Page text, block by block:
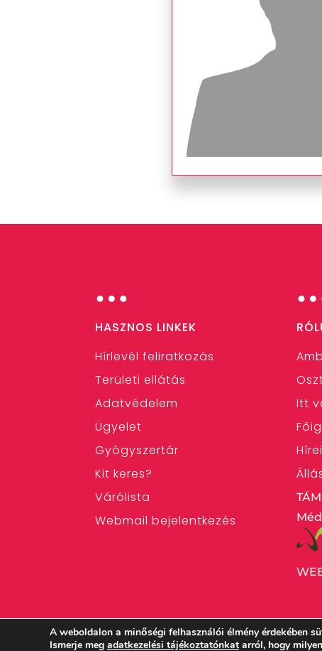
…
HASZNOS LINKEK
Hírlevél feliratkozás
Területi ellátás
Adatvédelem
Ügyelet
Gyógyszertár
Kit keres?
Várólista
Webmail bejelentkezés
Itt
A weboldalon a minőségi felhasználói élmény érdekében
Ismerje meg adatkezelési tájékoztatónkat arról, hogy